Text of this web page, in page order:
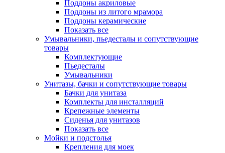
Поддоны акриловые
Поддоны из литого мрамора
Поддоны керамические
Показать все
Умывальники, пьедесталы и сопутствующие
товары
Комплектующие
Пьедесталы
Умывальники
Унитазы, бачки и сопутствующие товары
Бачки для унитаза
Комплекты для инсталляций
Крепежные элементы
Сиденья для унитазов
Показать все
Мойки и подстолья
Крепления для моек